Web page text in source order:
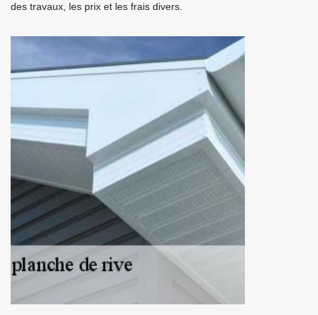
des travaux, les prix et les frais divers.